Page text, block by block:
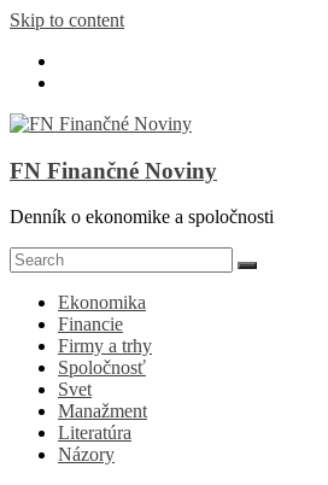
Skip to content
FN Finančné Noviny
Denník o ekonomike a spoločnosti
Ekonomika
Financie
Firmy a trhy
Spoločnosť
Svet
Manažment
Literatúra
Názory